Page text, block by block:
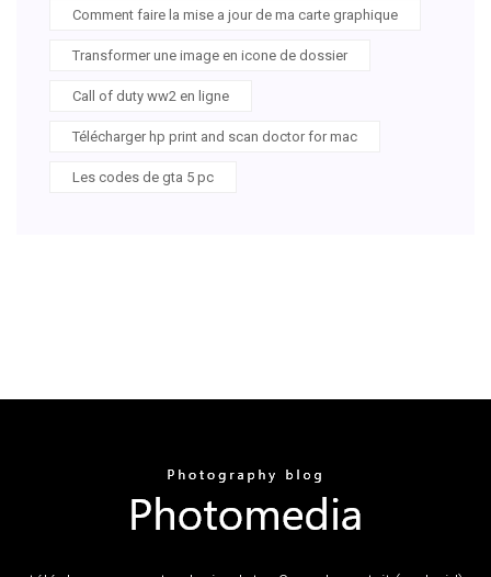
Comment faire la mise a jour de ma carte graphique
Transformer une image en icone de dossier
Call of duty ww2 en ligne
Télécharger hp print and scan doctor for mac
Les codes de gta 5 pc